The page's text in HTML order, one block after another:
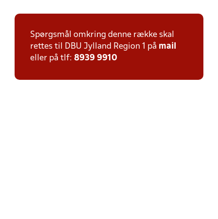
Spørgsmål omkring denne række skal
rettes til DBU Jylland Region 1 på mail
eller på tlf: 8939 9910